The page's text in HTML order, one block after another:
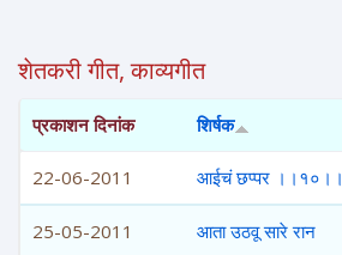
शेतकरी गीत, काव्यगीत
प्रकाशन दिनांक शिर्षक
22-06-2011 आईचं छप्पर ।।१०।।
25-05-2011 आता उठवू सारे रान